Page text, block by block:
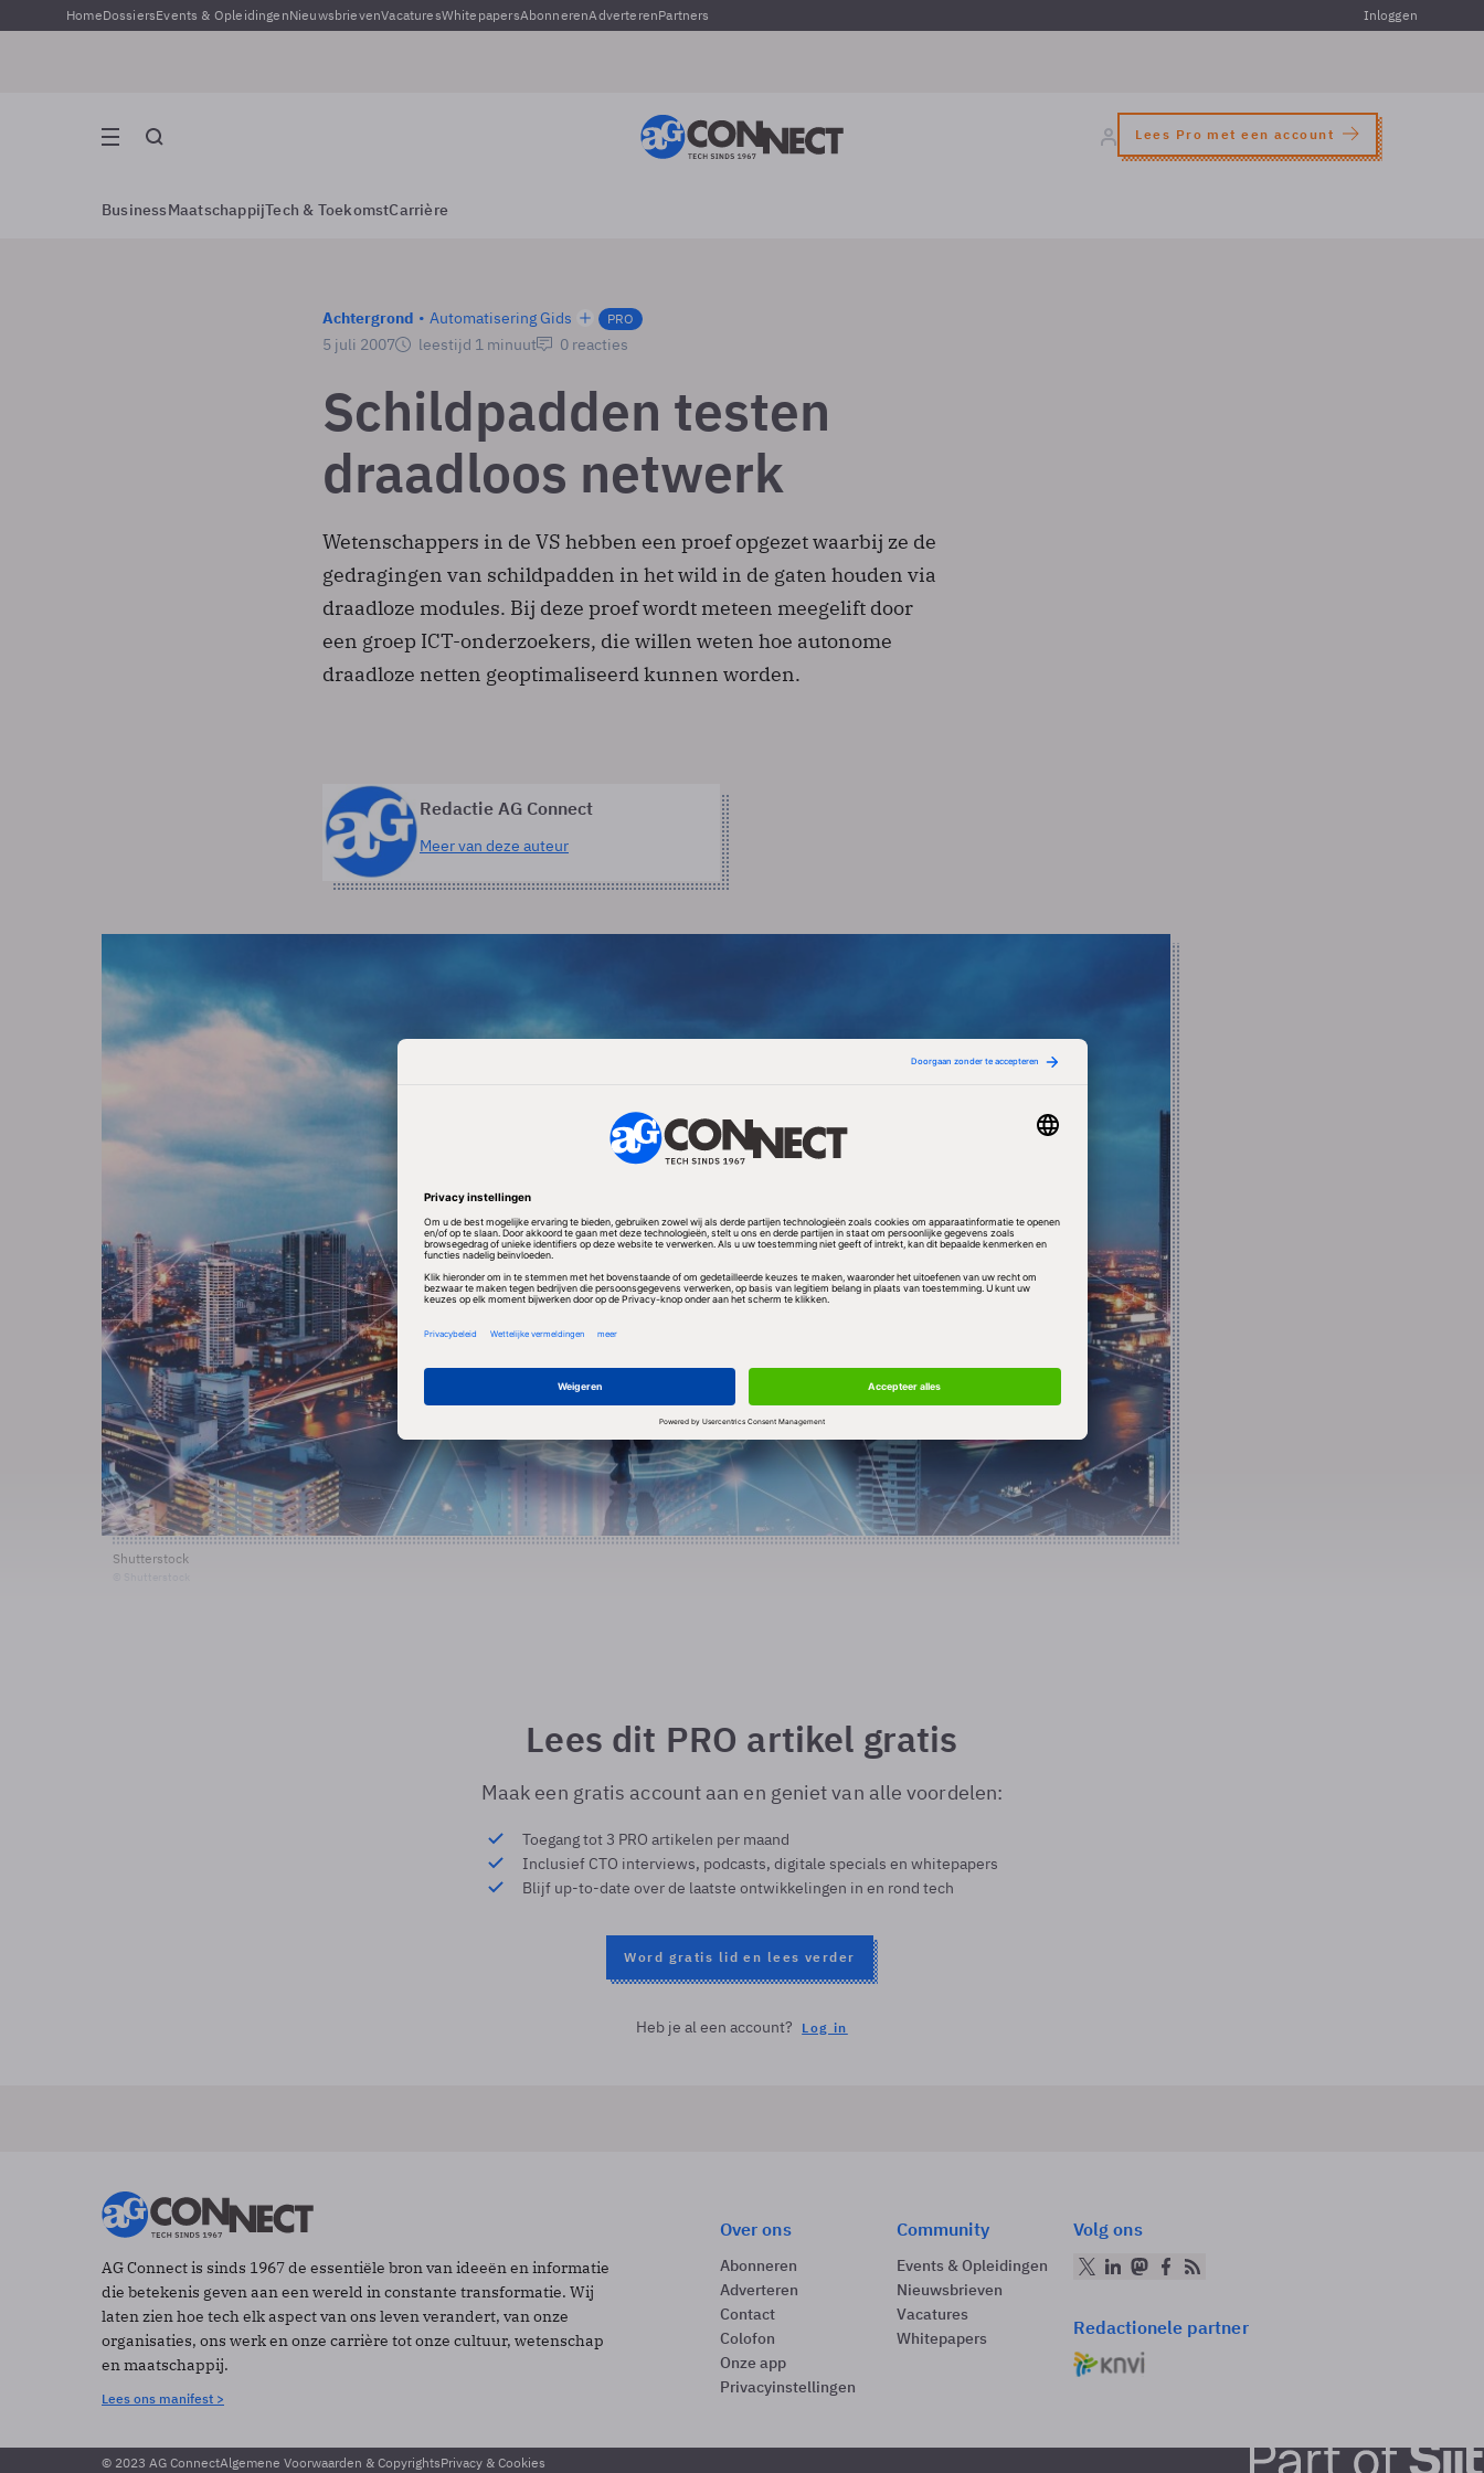
HomeDossiersEvents & OpleidingenNieuwsbrievenVacaturesWhitepapersAbonnerenAdverterenPartners Inloggen
Lees Pro met een account
BusinessMaatschappijTech & ToekomstCarrière
Achtergrond Automatisering Gids PRO
5 juli 2007 leestijd 1 minuut 0 reacties
Schildpadden testen
draadloos netwerk
Wetenschappers in de VS hebben een proef opgezet waarbij ze de
gedragingen van schildpadden in het wild in de gaten houden via
draadloze modules. Bij deze proef wordt meteen meegelift door
een groep ICT-onderzoekers, die willen weten hoe autonome
draadloze netten geoptimaliseerd kunnen worden.
Redactie AG Connect
Meer van deze auteur
Shutterstock
Lees dit PRO artikel gratis
Maak een gratis account aan en geniet van alle voordelen:
Toegang tot 3 PRO artikelen per maand
Inclusief CTO interviews, podcasts, digitale specials en whitepapers
Blijf up-to-date over de laatste ontwikkelingen in en rond tech
Word gratis lid en lees verder
Heb je al een account? Log in
AG Connect is sinds 1967 de essentiële bron van ideeën en informatie
die betekenis geven aan een wereld in constante transformatie. Wij
laten zien hoe tech elk aspect van ons leven verandert, van onze
organisaties, ons werk en onze carrière tot onze cultuur, wetenschap
en maatschappij.
Lees ons manifest >
Over ons
Abonneren
Adverteren
Contact
Colofon
Onze app
Privacyinstellingen
Community
Events & Opleidingen
Nieuwsbrieven
Vacatures
Whitepapers
Volg ons
Redactionele partner
© 2023 AG ConnectAlgemene Voorwaarden & CopyrightsPrivacy & Cookies